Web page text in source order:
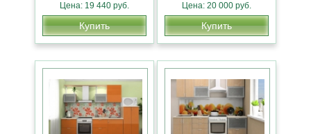
Цена: 19 440 руб.
Купить
Цена: 20 000 руб.
Купить